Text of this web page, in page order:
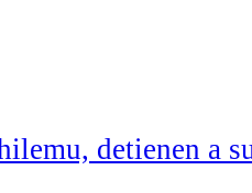
detienen a